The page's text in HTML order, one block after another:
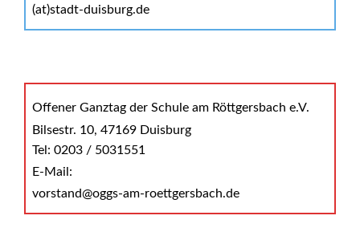
(at)stadt-duisburg.de
Offener Ganztag der Schule am Röttgersbach e.V.
Bilsestr. 10, 47169 Duisburg
Tel: 0203 / 5031551
E-Mail:
vorstand@oggs-am-roettgersbach.de